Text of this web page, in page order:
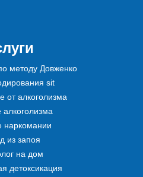
методу Довженко
sit
от алкоголизма
алкоголизма
наркомании
из запоя
на дом
детоксикация